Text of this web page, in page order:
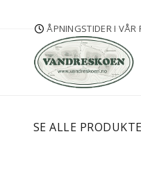
ÅPNINGSTIDER I VÅR
SE ALLE